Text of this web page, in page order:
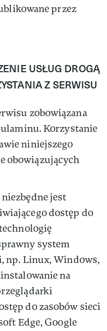
przez
USŁUG DROGĄ
Z SERWISU
zobowiązana
Korzystanie
niniejszego
obowiązujących
jest
dostęp do
system
np. Linux, Windows,
na
do zasobów sieci
Edge, Google